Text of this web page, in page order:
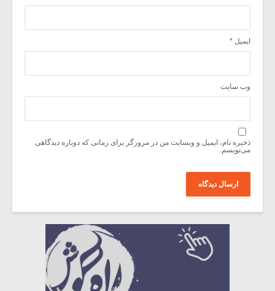
ایمیل *
وب‌ سایت
ذخیره نام، ایمیل و وبسایت من در مرورگر برای زمانی که دوباره دیدگاهی
می‌نویسم.